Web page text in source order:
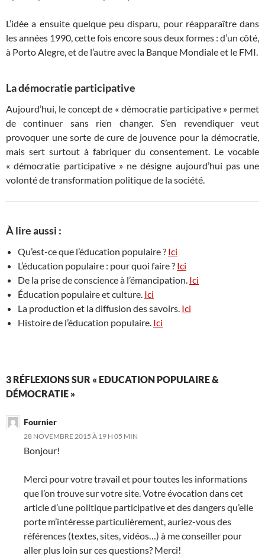
L’idée a ensuite quelque peu disparu, pour réapparaître dans
les années 1990, cette fois encore sous deux formes : d’un côté,
à Porto Alegre, et de l’autre avec la Banque Mondiale et le FMI.
La démocratie participative
Aujourd’hui, le concept de « démocratie participative » permet
de continuer sans rien changer. S’en revendiquer veut
provoquer une sorte de cure de jouvence pour la démocratie,
mais sert surtout à fabriquer du consentement. Le vocable
« démocratie participative » ne désigne aujourd’hui pas une
volonté de transformation politique de la société.
À lire aussi :
Qu’est-ce que l’éducation populaire ? Ici
L’éducation populaire : pour quoi faire ? Ici
De la prise de conscience à l’émancipation. Ici
Éducation populaire et culture. Ici
La production et la diffusion des savoirs. Ici
Histoire de l’éducation populaire. Ici
3 RÉFLEXIONS SUR « EDUCATION POPULAIRE &
DÉMOCRATIE »
Fournier
28 NOVEMBRE 2015 À 19 H 05 MIN
Bonjour!
Merci pour votre travail et pour toutes les informations
que l’on trouve sur votre site. Votre évocation dans cet
article d’une politique participative et des dangers qu’elle
porte m’intéresse particulièrement, auriez-vous des
références (textes, sites, vidéos…) à me conseiller pour
aller plus loin sur ces questions? Merci!